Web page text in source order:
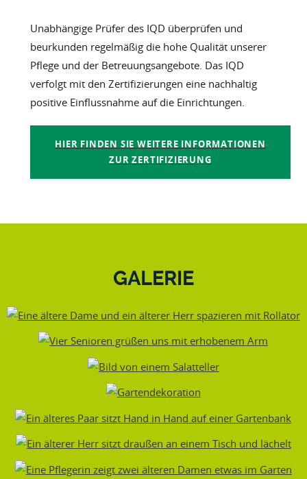
Unabhängige Prüfer des IQD überprüfen und
beurkunden regelmäßig die hohe Qualität unserer
Pflege und der Betreuungsangebote. Das IQD
verfolgt mit den Zertifizierungen eine nachhaltig
positive Einflussnahme auf die Einrichtungen.
HIER FINDEN SIE WEITERE INFORMATIONEN
ZUR ZERTIFIZIERUNG
GALERIE